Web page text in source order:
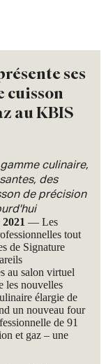
ses
cuisson
au KBIS
culinaire,
des
de précision
— Les
tout
de Signature
au salon virtuel
les nouvelles
élargie de
un nouveau four
de 91
et gaz – une